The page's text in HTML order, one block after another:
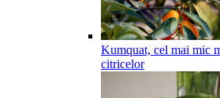
Kumquat, cel mai mic
citricelor